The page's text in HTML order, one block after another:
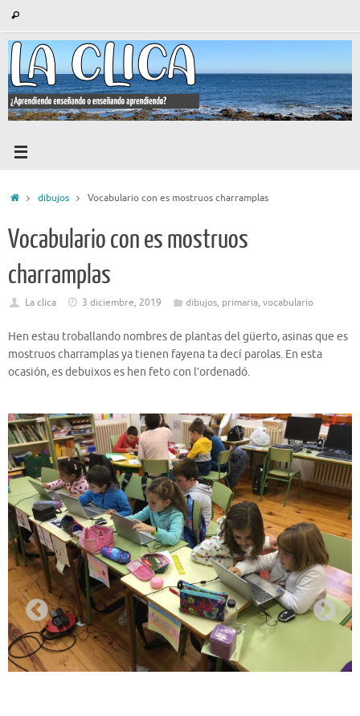
contenido
Buscar
Iniciodibujos Vocabulario con es mostruos charramplas
Vocabulario con es mostruos
charramplas
La clica 3 diciembre, 2019 dibujos, primaria, vocabulario
Hen estau troballando nombres de plantas del güerto, asinas que es
mostruos charramplas ya tienen fayena ta decí parolas. En esta
ocasión, es debuixos es hen feto con l’ordenadó.